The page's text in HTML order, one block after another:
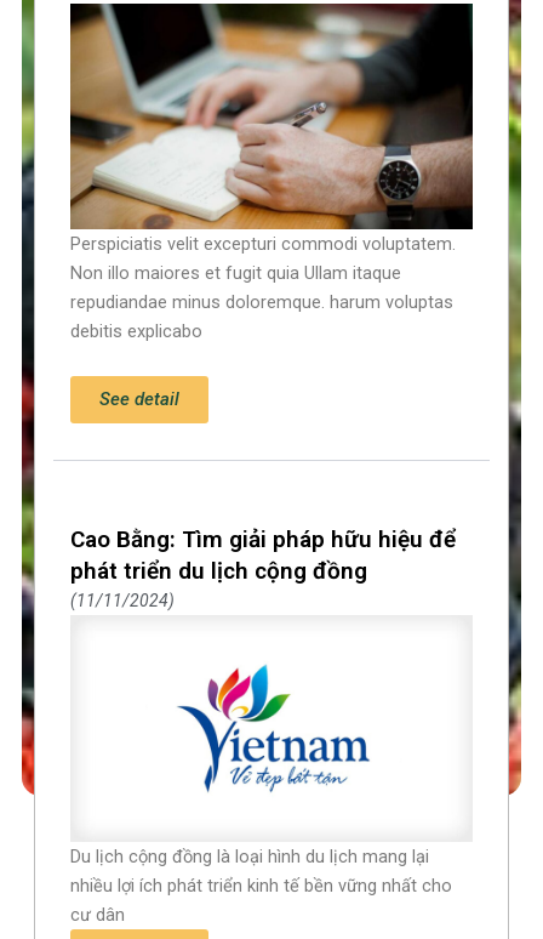
Perspiciatis velit excepturi commodi voluptatem.
Non illo maiores et fugit quia Ullam itaque
repudiandae minus doloremque. harum voluptas
debitis explicabo
See detail
Cao Bằng: Tìm giải pháp hữu hiệu để
phát triển du lịch cộng đồng
11/11/2024
Du lịch cộng đồng là loại hình du lịch mang lại
nhiều lợi ích phát triển kinh tế bền vững nhất cho
cư dân